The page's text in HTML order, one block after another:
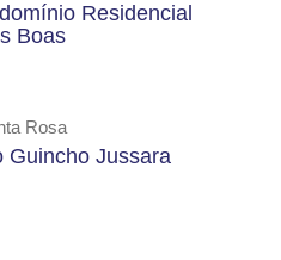
Residencial
Boas
Rosa
Guincho Jussara